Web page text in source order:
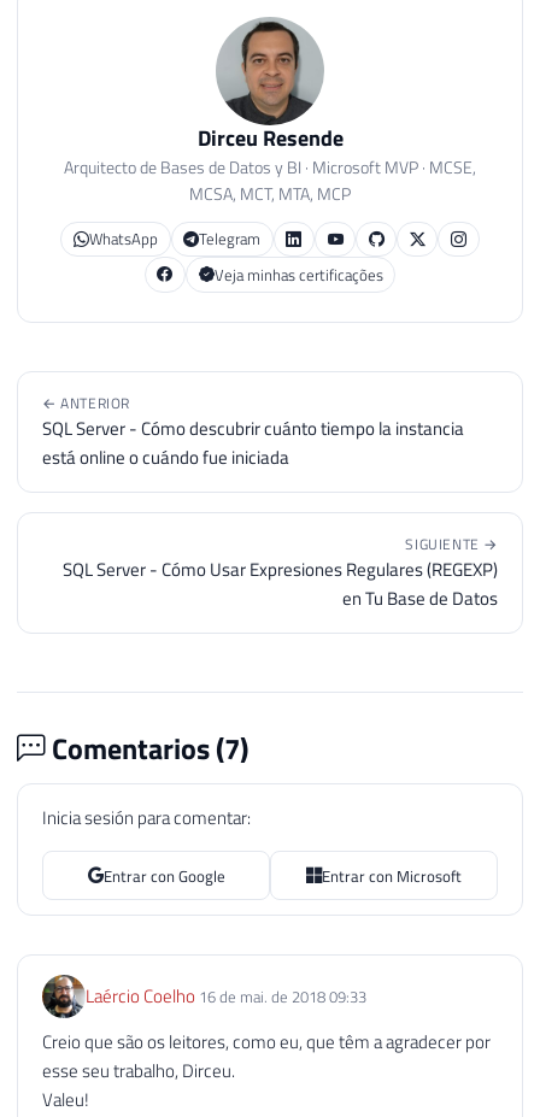
Dirceu Resende
Arquitecto de Bases de Datos y BI · Microsoft MVP · MCSE,
MCSA, MCT, MTA, MCP
WhatsApp
Telegram
Veja minhas certificações
← ANTERIOR
SQL Server - Cómo descubrir cuánto tiempo la instancia
está online o cuándo fue iniciada
SIGUIENTE →
SQL Server - Cómo Usar Expresiones Regulares (REGEXP)
en Tu Base de Datos
Comentarios (7)
Inicia sesión para comentar:
Entrar con Google Entrar con Microsoft
Laércio Coelho 16 de mai. de 2018 09:33
Creio que são os leitores, como eu, que têm a agradecer por
esse seu trabalho, Dirceu.
Valeu!